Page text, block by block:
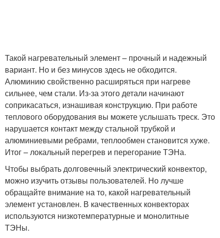
Такой нагревательный элемент – прочный и надежный
вариант. Но и без минусов здесь не обходится.
Алюминию свойственно расширяться при нагреве
сильнее, чем стали. Из-за этого детали начинают
соприкасаться, изнашивая конструкцию. При работе
теплового оборудования вы можете услышать треск. Это
нарушается контакт между стальной трубкой и
алюминиевыми ребрами, теплообмен становится хуже.
Итог – локальный перегрев и перегорание ТЭНа.
Чтобы выбрать долговечный электрический конвектор,
можно изучить отзывы пользователей. Но лучше
обращайте внимание на то, какой нагревательный
элемент установлен. В качественных конвекторах
используются низкотемпературные и монолитные
ТЭНы.